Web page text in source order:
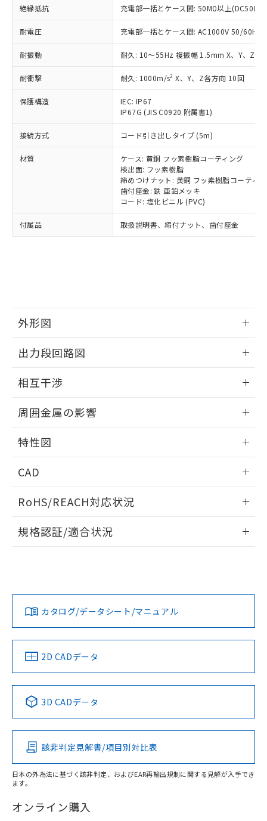
絶縁抵抗 充電部一括とケース間: 50MΩ以上(DC500V
耐電圧 充電部一括とケース間: AC1000V 50/60Hz
耐振動 耐久: 10～55Hz 複振幅 1.5mm X、Y、Z各
耐衝撃 耐久: 1000m/s2 X、Y、Z各方向 10回
保護構造
IEC: IP67
IP67G (JIS C0920 附属書1)
接続方式 コード引き出しタイプ (5m)
材質
ケース: 黄銅 フッ素樹脂コーティング
検出面: フッ素樹脂
締めつけナット: 黄銅 フッ素樹脂コーティ
歯付座金: 鉄 亜鉛メッキ
コード: 塩化ビニル (PVC)
付属品 取扱説明書、締付ナット、歯付座金
外形図
外形図
出力段回路図
出力段回路図
タイムチャート
相互干渉
相互干渉
A: 70mm以上、B: 45mm以上
周囲金属の影響
周囲金属の影響
上、n: 54mm以上
特性図
検出物体の大きさと材質による影響
検出領域
CAD
ドすることができます。
ログイン/会員登録
ダウンロードデータをご利用いただく前に、以下を必ずお読
みください。
ソフトウェアの使用条件
RoHS/REACH対応状況
EU RoHS 注意事項・凡例
対応済み
中国 RoHS 注意事項・凡例
Pb Hg Cd Cr(VI)
O
在庫等で未対応品が混在する可能性があります。
規格認証/適合状況
LR型式承認
（イギリス
船舶規格）
DNV型式承認
（ノルウェー
BV型式承認
（フランス
KR型式
（韓国
No No No No
この製品の規格認証/適合状況ページへ
その他の認証はこちらのページからご検索ください
カタログ/データシート/マニュアル
2D CADデータ
3D CADデータ
該非判定見解書/項目別対比表
日本の外為法に基づく該非判定、およびEAR再輸出規制に関する見解が入手でき
ます。
オンライン購入
記載している更新日時点での社内デー
タに基づき作成されるものであり、閲
覧された時点での実際の在庫および標
了承ください。
正式な納期状況および標準価格はお客
様のお取引先、またはお客様担当のオ
ムロン制御機器販売店・当社販売員に
ご相談ください。
オムロン制御機器販売店や当社販売拠
販売ネットワーク
」をご確認
在庫状況および標準価格結果を当社の
事前の承諾なく第三者に漏洩または開
示しないようお願いします。
マイパーツ機能（部品リスト作成サー
ビス）をご利用いただくには、I-Web
メンバーズにご登録されている必要が
あります。
をご了承ください。
の共同利用に関して"
の「1.共同利
用者の範囲」に記載されている法人を
指します。
鉛(Pb) 1000ppm以下、 水銀(Hg) 1000ppm以下、 カド
ミウム(Cd) 100ppm以下、
六価クロム(Cr(Ⅵ)) 1000ppm以下、ポリ臭化ビフェニル
類(PBB) 1000ppm以下、ポリ臭化ジフェニルエーテル類
ルベンジル（BBP） 1000ppm以下、フタル酸ジブチル
（DBP） 1000ppm以下、フタル酸ジイソブチル
(DIBP) 1000ppm以下
但し、RoHS指令で産業用監視および制御機器に対する
フタル酸エステル類の４物質については閾値を超える意
図的な使用がないことを確認しています。
部品在庫の切り替え状況などにより、予定
月が前後することがあります。
EU RoHS指令（10物質）の非含有証明書
51物質の非含有証明書（当社基準）
るもので、過去に遡って非含有を証明する
ものではありません。
また、RoHS指令のフタル酸エステル類４
物質の対応では、対応完了までの期間は出
荷製品に未対応品が混在することから備考
欄に対応日を記載しておりました。
していることから、特段のことがない限
り、2022年1月12日より割愛しておりま
い合わせください。
*中国RoHS10物質の基準値 (GB/T26572)：
Pb(鉛) :1000ppm、 Hg(水銀) : 1000ppm、 Cd(カドミウ
Cr(Ⅵ)(六価クロム) : 1000ppm、 PBBs(ポリ臭化ビフェ
DBP(フタル酸ジブチル) : 1000ppm、 DIBP(フタル酸ジ
イソブチル) : 1000ppm、 BBP(フタル酸ブチルベンジ
ル) : 1000ppm、
DEHP(フタル酸ビス(2-エチルヘキシル)) : 1000ppm
※2 環境保護使用期限
「ｅ」：有害物質（10物質）のすべてが基
準値以下であることを示します。
「10」：通常の使用状況下において有害物
質が外部に漏えいし、環境に深刻な影響を
及ぼさない年数を意味します。
「－」：未確認です。当社販売部門へお問
（以下｢規制貨物等」という）を輸出
または国外への提供する場合は、日本
国政府の輸出許可(または役務取引許
可)を取得するなどの必要な手続きを
当社は規制貨物を破棄する場合は、完
全に破砕するなど、違法に輸出されな
当社は貴社製品を、核兵器、ミサイ
ル、化学兵器、生物兵器またはその他
武器並びにこれらの製造装置等に一切
使用いたしません。
当社は、貴社製品を第三者に販売する
場合は、上記1、2および3の内容を当
該第三者に通知します。また当社は、
販売先および販売に係わる関係者が違
法に輸出するおそれがある場合は、取
り引きをいたしません。
一定数以上の在庫あり
一定数には満たないが在庫あり
在庫なし(最新の在庫状況につ
いては、お客様のお取引先、ま
たはお客様担当のオムロン制御
機器販売店・当社販売員にご確
認ください)
受注生産機種、また在庫状況の
情報を公開していない機種